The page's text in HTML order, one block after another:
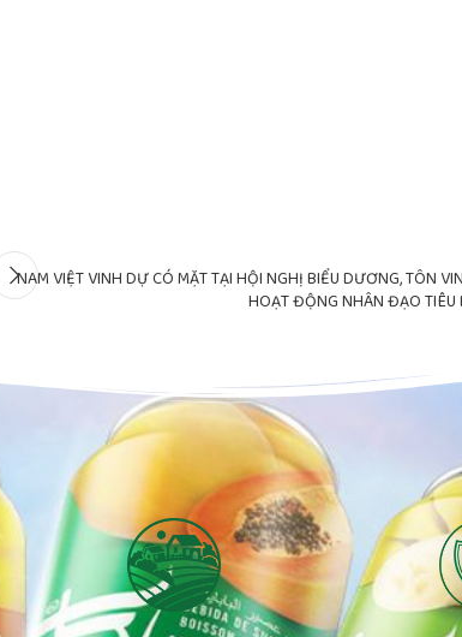
NAM VIỆT VINH DỰ CÓ MẶT TẠI HỘI NGHỊ BIỂU DƯƠNG, TÔN
HOẠT ĐỘNG NHÂN ĐẠO TIÊU